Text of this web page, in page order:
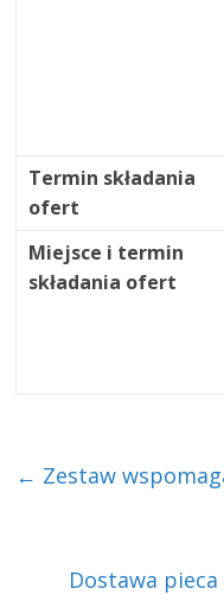
Termin składania
ofert
Miejsce i termin
składania ofert
← Zestaw
Dostawa